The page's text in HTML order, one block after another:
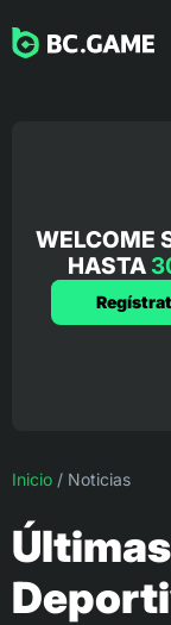
WELCOME
HASTA
Inicio / Noticias